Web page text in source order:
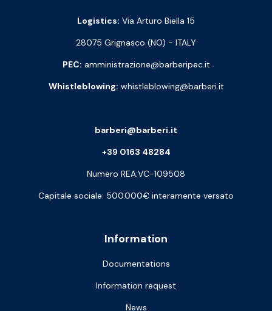
Logistics: Via Arturo Biella 15
28075 Grignasco (NO) - ITALY
PEC: amministrazione@barberipec.it
Whistleblowing: whistleblowing@barberi.it
Information
Documentations
Information request
News
barberi@barberi.it
+39 0163 48284
Numero REA:VC-109508
Capitale sociale: 500.000€ interamente versato